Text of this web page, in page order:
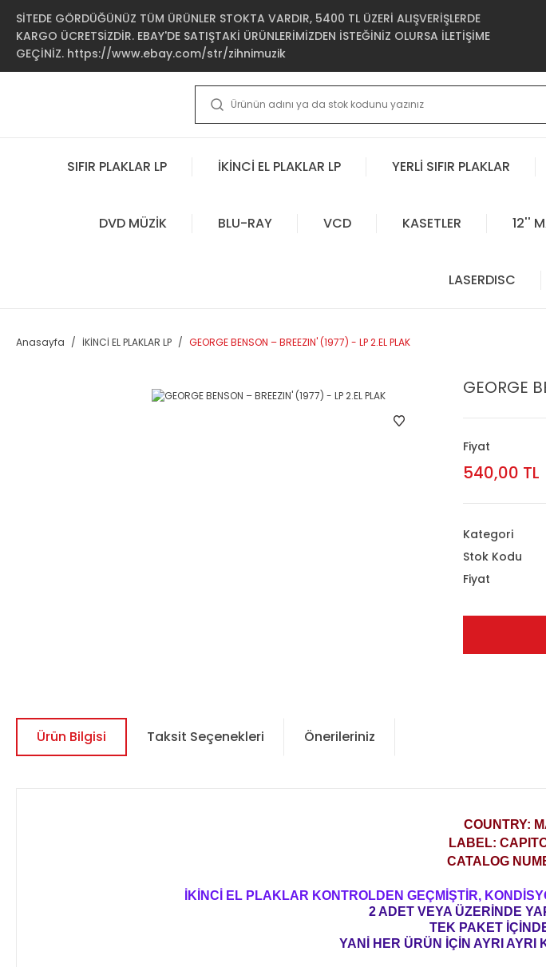
SİTEDE GÖRDÜĞÜNÜZ TÜM ÜRÜNLER STOKTA VARDIR, 5400 TL ÜZERİ ALIŞVERİŞLERDE
KARGO ÜCRETSİZDİR. EBAY'DE SATIŞTAKİ ÜRÜNLERİMİZDEN İSTEĞİNİZ OLURSA İLETİŞİME
GEÇİNİZ. https://www.ebay.com/str/zihnimuzik
SIFIR PLAKLAR LP İKİNCİ EL PLAKLAR LP YERLİ SIFIR PLAKLAR
DVD MÜZİK BLU-RAY VCD KASETLER 12''
LASERDISC
Anasayfa İKİNCİ EL PLAKLAR LP GEORGE BENSON – BREEZIN' (1977) - LP 2.EL PLAK
GEORGE
Fiyat
540,00 TL
Kategori
Stok Kodu
Fiyat
Ürün Bilgisi Taksit Seçenekleri Önerileriniz
COUNTRY:
LABEL:
CATALOG
İKİNCİ EL PLAKLAR KONTROLDEN GEÇMİŞTİR,
2 ADET VEYA ÜZERİNDE
TEK PAKET
YANİ HER ÜRÜN İÇİN AYRI AYRI